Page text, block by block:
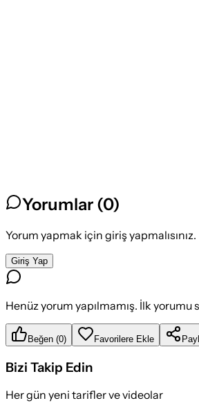
Yorumlar (0)
Yorum yapmak için giriş yapmalısınız.
Giriş Yap
Henüz yorum yapılmamış. İlk yorumu
Beğen (0) Favorilere Ekle
Bizi Takip Edin
Her gün yeni tarifler ve videolar